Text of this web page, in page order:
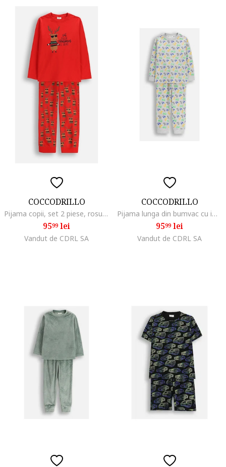
COCCODRILLO
Pijama copii, set 2 piese, rosu, bumbac
9599lei
Vandut de CDRL SA
COCCODRILLO
Pijama lunga din bumvac cu imprimeu cu masini
9599lei
Vandut de CDRL SA